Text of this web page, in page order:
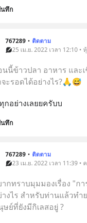
ทึก
767289 • ติดตาม
25 เม.ย. 2022 เวลา 12:10 •
นนี้ข้าวปลา อาหาร และ
จะรอดได้อย่างไร?🙏😅
กอย่างเลยยครับบ
ทึก
767289 • ติดตาม
23 เม.ย. 2022 เวลา 11:39 •
ากทราบมุมมองเรื่อง "ก
างไร สำหรับท่านแล้วทำ
ษย์ที่ยังมีกิเลสอยู่ ?